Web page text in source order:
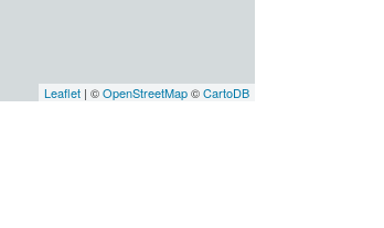
Leaflet | ©OpenStreetMap©CartoDB